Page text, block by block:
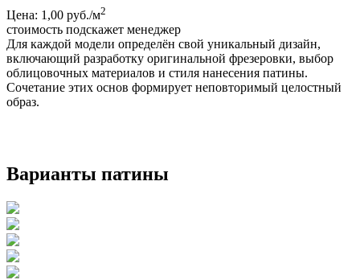
Цена: 1,00 руб./м2
стоимость подскажет менеджер
Для каждой модели определён свой уникальный дизайн,
включающий разработку оригинальной фрезеровки, выбор
облицовочных материалов и стиля нанесения патины.
Сочетание этих основ формирует неповторимый целостный
образ.
Варианты патины